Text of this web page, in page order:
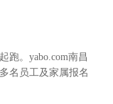
跑。yabo.com南昌
名员工及家属报名